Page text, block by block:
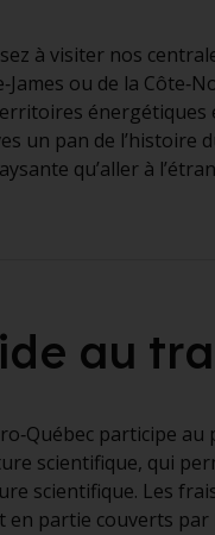
à visiter nos
ou de la
énergétiques
un pan de l’histoire
qu’aller à
au
participe
scientifique, qui
scientifique. Les
en partie couverts par